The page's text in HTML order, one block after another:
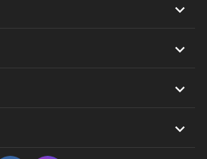



